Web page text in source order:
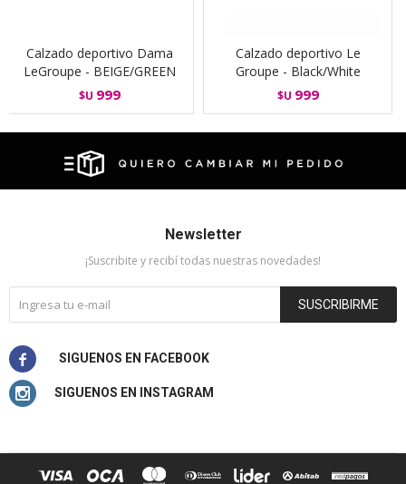
Calzado deportivo Dama
LeGroupe - BEIGE/GREEN
$U 999
Calzado deportivo Le
Groupe - Black/White
$U 999
Newsletter
¡Suscribite y recibí todas nuestras novedades!
SUSCRIBIRME

